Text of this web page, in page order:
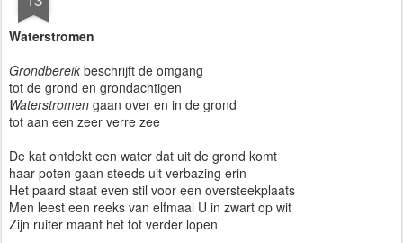
Waterstromen
Grondbereik beschrijft de omgang
tot de grond en grondachtigen
Waterstromen gaan over en in de grond
tot aan een zeer verre zee
De kat ontdekt een water dat uit de grond komt
haar poten gaan steeds uit verbazing erin
Het paard staat even stil voor een oversteekplaats
Men leest een reeks van elfmaal U in zwart op wit
Zijn ruiter maant het tot verder lopen